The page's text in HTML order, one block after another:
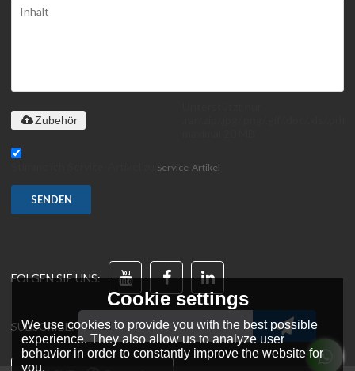
Zubehör
Service-Artikel
SENDEN
FOLGEN SIE UNS:
SUBSCRIBE:
Cookie settings
We use cookies to provide you with the best possible
experience. They also allow us to analyze user
behavior in order to constantly improve the website for
you.